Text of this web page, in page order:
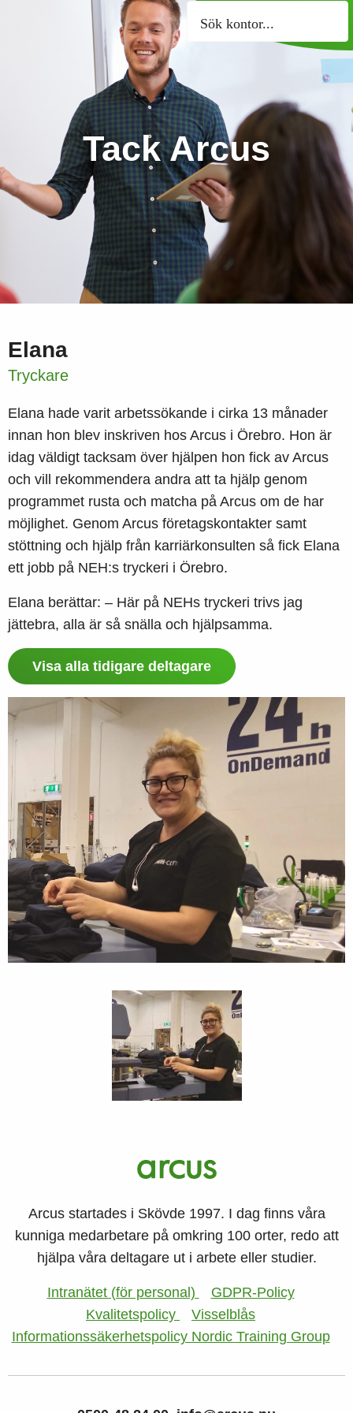
Sök kontor
Tack Arcus
Elana
Tryckare
Elana hade varit arbetssökande i cirka 13 månader
innan hon blev inskriven hos Arcus i Örebro. Hon är
idag väldigt tacksam över hjälpen hon fick av Arcus
och vill rekommendera andra att ta hjälp genom
programmet rusta och matcha på Arcus om de har
möjlighet. Genom Arcus företagskontakter samt
stöttning och hjälp från karriärkonsulten så fick Elana
ett jobb på NEH:s tryckeri i Örebro.
Elana berättar: – Här på NEHs tryckeri trivs jag
jättebra, alla är så snälla och hjälpsamma.
Visa alla tidigare deltagare
Arcus startades i Skövde 1997. I dag finns våra
kunniga medarbetare på omkring 100 orter, redo att
hjälpa våra deltagare ut i arbete eller studier.
Intranätet (för personal)
GDPR-Policy
Kvalitetspolicy
Visselblås
Informationssäkerhetspolicy Nordic Training Group